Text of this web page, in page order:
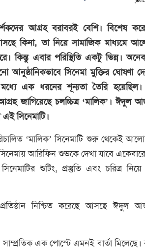
আগ্রহ বরাবরই বেশি। বিশেষ
কিনা, তা নিয়ে সামাজিক মাধ্যমে
কিন্তু এবার পরিস্থিতি একটু ভিন্ন।
আনুষ্ঠানিকভাবে সিনেমা মুক্তির ঘোষণা
মধ্যে এক ধরনের শূন্যতা তৈরি
জাগিয়েছে চলচ্চিত্র ‘মালিক’। ঈদুল
এই সিনেমাটি।
‘মালিক’ সিনেমাটি শুরু থেকেই
আরিফিন শুভকে দেখা যাবে একেবারে
শুটিং, প্রস্তুতি এবং চরিত্র
প্রতিষ্ঠান নিশ্চিত করেছে আসছে ঈদুল
এক পোস্টে এমনই বার্তা মিলেছে।